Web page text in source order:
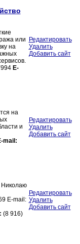
или
на
E-
Редактировать
Удалить
Добавить сайт
на
и
mail:
Редактировать
Удалить
Добавить сайт
Николаю
E-mail:
(8 916)
Редактировать
Удалить
Добавить сайт